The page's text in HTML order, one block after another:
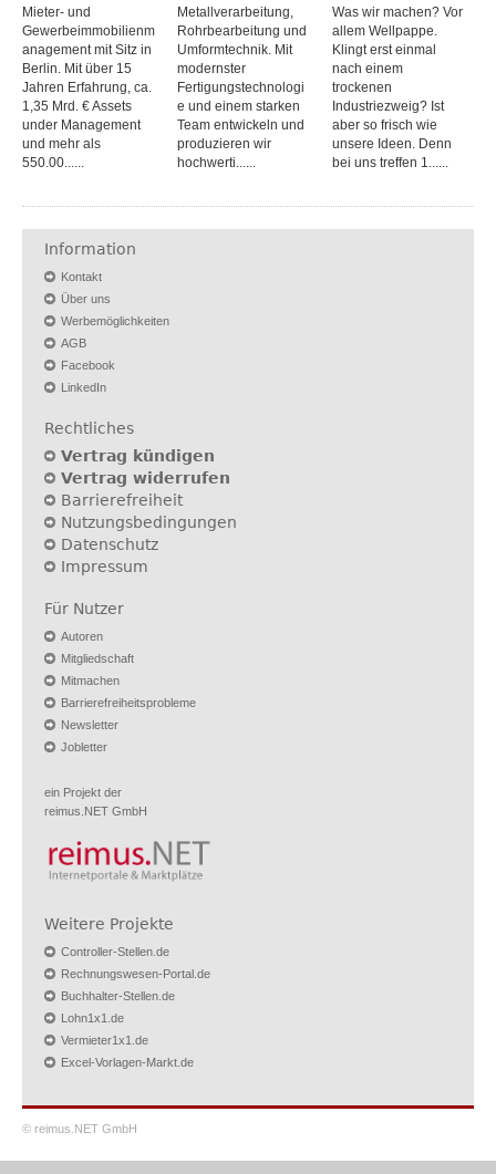
Mieter- und
Gewerbeimmobilienm
anagement mit Sitz in
Berlin. Mit über 15
Jahren Erfahrung, ca.
1,35 Mrd. € Assets
under Management
und mehr als
550.00......
Metallverarbeitung,
Rohrbearbeitung und
Umformtechnik. Mit
modernster
Fertigungstechnologi
e und einem starken
Team entwickeln und
produzieren wir
hochwerti......
Was wir machen? Vor
allem Wellpappe.
Klingt erst einmal
nach einem
trockenen
Industriezweig? Ist
aber so frisch wie
unsere Ideen. Denn
bei uns treffen 1......
Information
Kontakt
Über uns
Werbemöglichkeiten
AGB
Facebook
LinkedIn
Rechtliches
Vertrag kündigen
Vertrag widerrufen
Barrierefreiheit
Nutzungsbedingungen
Datenschutz
Impressum
Für Nutzer
Autoren
Mitgliedschaft
Mitmachen
Barrierefreiheitsprobleme
Newsletter
Jobletter
ein Projekt der
reimus.NET GmbH
Weitere Projekte
Controller-Stellen.de
Rechnungswesen-Portal.de
Buchhalter-Stellen.de
Lohn1x1.de
Vermieter1x1.de
Excel-Vorlagen-Markt.de
© reimus.NET GmbH